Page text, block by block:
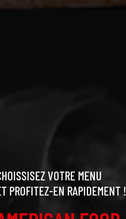
VOTRE MENU
PROFITEZ-EN RAPIDEMENT !